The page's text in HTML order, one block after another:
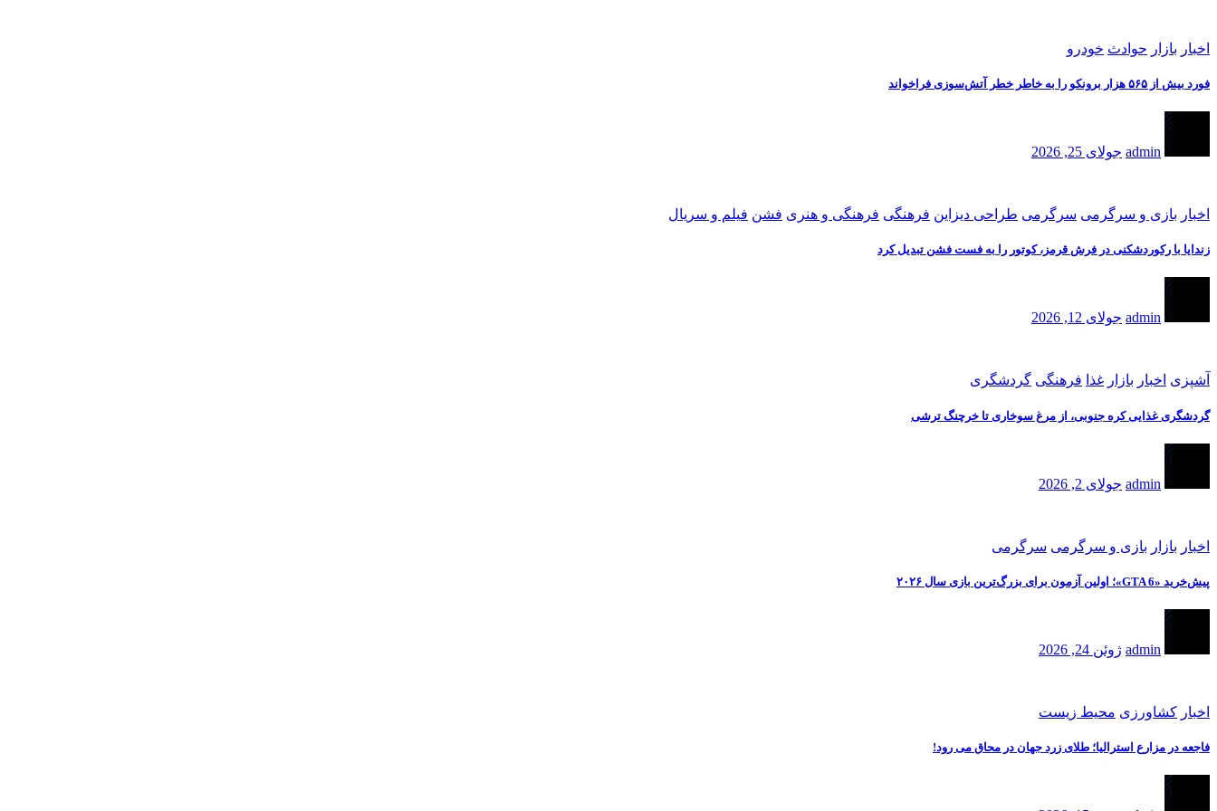
اخبار بازار حوادث خودرو
فورد بیش از ۵۶۵ هزار برونکو را به خاطر خطر آتش‌سوزی فراخواند
admin جولای 25, 2026
اخبار بازی و سرگرمی سرگرمی طراحی دیزاین فرهنگی فرهنگی و هنری فشن فیلم و سریال
زندایا با رکوردشکنی در فرش قرمز، کوتور را به فست فشن تبدیل کرد
admin جولای 12, 2026
آشپزی اخبار بازار غذا فرهنگی گردشگری
گردشگری غذایی کره جنوبی، از مرغ سوخاری تا خرچنگ ترشی
admin جولای 2, 2026
اخبار بازار بازی و سرگرمی سرگرمی
پیش‌خرید «GTA 6»؛ اولین آزمون برای بزرگ‌ترین بازی سال ۲۰۲۶
admin ژوئن 24, 2026
اخبار کشاورزی محیط زیست
فاجعه در مزارع استرالیا؛ طلای زرد جهان در محاق می رود!